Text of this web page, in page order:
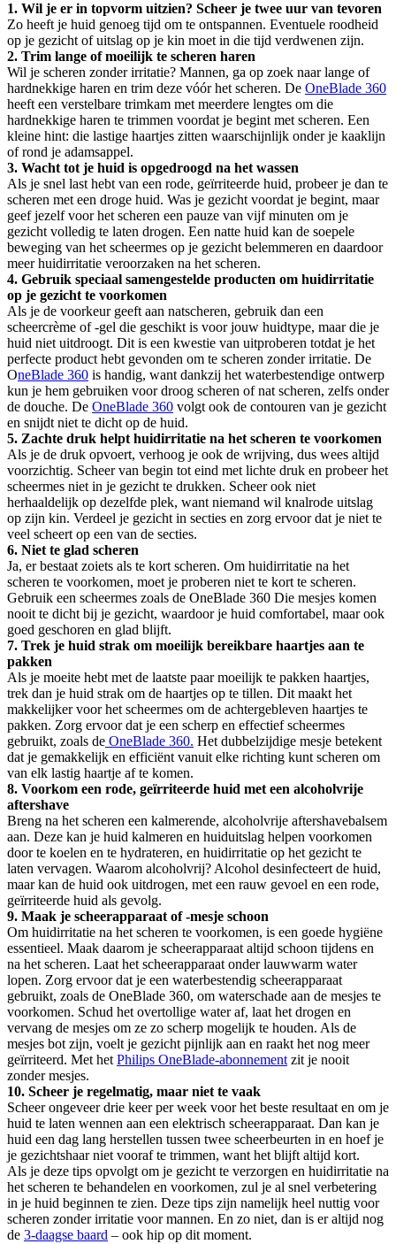
1. Wil je er in topvorm uitzien? Scheer je twee uur van tevoren
Zo heeft je huid genoeg tijd om te ontspannen. Eventuele roodheid
op je gezicht of uitslag op je kin moet in die tijd verdwenen zijn.
2. Trim lange of moeilijk te scheren haren
Wil je scheren zonder irritatie? Mannen, ga op zoek naar lange of
hardnekkige haren en trim deze vóór het scheren. De OneBlade 360
heeft een verstelbare trimkam met meerdere lengtes om die
hardnekkige haren te trimmen voordat je begint met scheren. Een
kleine hint: die lastige haartjes zitten waarschijnlijk onder je kaaklijn
of rond je adamsappel.
3. Wacht tot je huid is opgedroogd na het wassen
Als je snel last hebt van een rode, geïrriteerde huid, probeer je dan te
scheren met een droge huid. Was je gezicht voordat je begint, maar
geef jezelf voor het scheren een pauze van vijf minuten om je
gezicht volledig te laten drogen. Een natte huid kan de soepele
beweging van het scheermes op je gezicht belemmeren en daardoor
meer huidirritatie veroorzaken na het scheren.
4. Gebruik speciaal samengestelde producten om huidirritatie
op je gezicht te voorkomen
Als je de voorkeur geeft aan natscheren, gebruik dan een
scheercrème of -gel die geschikt is voor jouw huidtype, maar die je
huid niet uitdroogt. Dit is een kwestie van uitproberen totdat je het
perfecte product hebt gevonden om te scheren zonder irritatie. De
OneBlade 360 is handig, want dankzij het waterbestendige ontwerp
kun je hem gebruiken voor droog scheren of nat scheren, zelfs onder
de douche. De OneBlade 360 volgt ook de contouren van je gezicht
en snijdt niet te dicht op de huid.
5. Zachte druk helpt huidirritatie na het scheren te voorkomen
Als je de druk opvoert, verhoog je ook de wrijving, dus wees altijd
voorzichtig. Scheer van begin tot eind met lichte druk en probeer het
scheermes niet in je gezicht te drukken. Scheer ook niet
herhaaldelijk op dezelfde plek, want niemand wil knalrode uitslag
op zijn kin. Verdeel je gezicht in secties en zorg ervoor dat je niet te
veel scheert op een van de secties.
6. Niet te glad scheren
Ja, er bestaat zoiets als te kort scheren. Om huidirritatie na het
scheren te voorkomen, moet je proberen niet te kort te scheren.
Gebruik een scheermes zoals de OneBlade 360 Die mesjes komen
nooit te dicht bij je gezicht, waardoor je huid comfortabel, maar ook
goed geschoren en glad blijft.
7. Trek je huid strak om moeilijk bereikbare haartjes aan te
pakken
Als je moeite hebt met de laatste paar moeilijk te pakken haartjes,
trek dan je huid strak om de haartjes op te tillen. Dit maakt het
makkelijker voor het scheermes om de achtergebleven haartjes te
pakken. Zorg ervoor dat je een scherp en effectief scheermes
gebruikt, zoals de OneBlade 360. Het dubbelzijdige mesje betekent
dat je gemakkelijk en efficiënt vanuit elke richting kunt scheren om
van elk lastig haartje af te komen.
8. Voorkom een rode, geïrriteerde huid met een alcoholvrije
aftershave
Breng na het scheren een kalmerende, alcoholvrije aftershavebalsem
aan. Deze kan je huid kalmeren en huiduitslag helpen voorkomen
door te koelen en te hydrateren, en huidirritatie op het gezicht te
laten vervagen. Waarom alcoholvrij? Alcohol desinfecteert de huid,
maar kan de huid ook uitdrogen, met een rauw gevoel en een rode,
geïrriteerde huid als gevolg.
9. Maak je scheerapparaat of -mesje schoon
Om huidirritatie na het scheren te voorkomen, is een goede hygiëne
essentieel. Maak daarom je scheerapparaat altijd schoon tijdens en
na het scheren. Laat het scheerapparaat onder lauwwarm water
lopen. Zorg ervoor dat je een waterbestendig scheerapparaat
gebruikt, zoals de OneBlade 360, om waterschade aan de mesjes te
voorkomen. Schud het overtollige water af, laat het drogen en
vervang de mesjes om ze zo scherp mogelijk te houden. Als de
mesjes bot zijn, voelt je gezicht pijnlijk aan en raakt het nog meer
geïrriteerd. Met het Philips OneBlade-abonnement zit je nooit
zonder mesjes.
10. Scheer je regelmatig, maar niet te vaak
Scheer ongeveer drie keer per week voor het beste resultaat en om je
huid te laten wennen aan een elektrisch scheerapparaat. Dan kan je
huid een dag lang herstellen tussen twee scheerbeurten in en hoef je
je gezichtshaar niet vooraf te trimmen, want het blijft altijd kort.
Als je deze tips opvolgt om je gezicht te verzorgen en huidirritatie na
het scheren te behandelen en voorkomen, zul je al snel verbetering
in je huid beginnen te zien. Deze tips zijn namelijk heel nuttig voor
scheren zonder irritatie voor mannen. En zo niet, dan is er altijd nog
de 3-daagse baard – ook hip op dit moment.